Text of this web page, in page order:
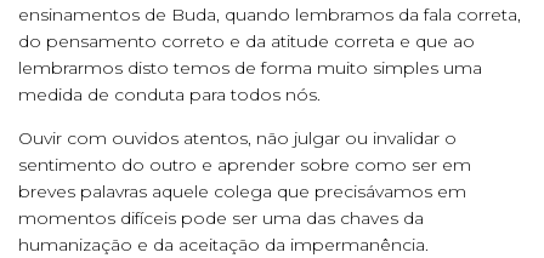
ensinamentos de Buda, quando lembramos da fala correta,
do pensamento correto e da atitude correta e que ao
lembrarmos disto temos de forma muito simples uma
medida de conduta para todos nós.
Ouvir com ouvidos atentos, não julgar ou invalidar o
sentimento do outro e aprender sobre como ser em
breves palavras aquele colega que precisávamos em
momentos difíceis pode ser uma das chaves da
humanização e da aceitação da impermanência.